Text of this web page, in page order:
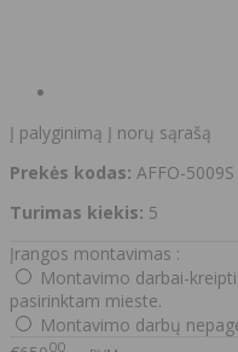
Į palyginimą Į norų sąrašą
Prekės kodas: AFFO-5009S
Turimas kiekis: 5
Įrangos montavimas :
Montavimo darbai-
pasirinktam mieste.
Montavimo darbų
00